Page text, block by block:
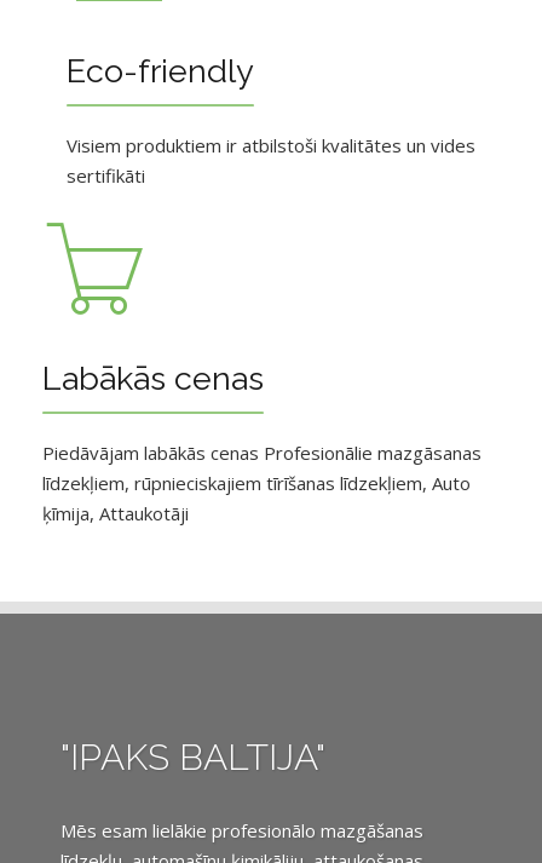
Eco-friendly
Visiem produktiem ir atbilstoši kvalitātes un vides
sertifikāti
Labākās cenas
Piedāvājam labākās cenas Profesionālie mazgāsanas
līdzekļiem, rūpnieciskajiem tīrīšanas līdzekļiem, Auto
ķīmija, Attaukotāji
"IPAKS BALTIJA"
Mēs esam lielākie profesionālo mazgāšanas